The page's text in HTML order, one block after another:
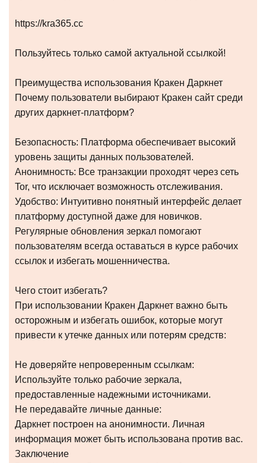
https://kra365.cc
Пользуйтесь только самой актуальной ссылкой!
Преимущества использования Кракен Даркнет
Почему пользователи выбирают Кракен сайт среди
других даркнет-платформ?
Безопасность: Платформа обеспечивает высокий
уровень защиты данных пользователей.
Анонимность: Все транзакции проходят через сеть
Tor, что исключает возможность отслеживания.
Удобство: Интуитивно понятный интерфейс делает
платформу доступной даже для новичков.
Регулярные обновления зеркал помогают
пользователям всегда оставаться в курсе рабочих
ссылок и избегать мошенничества.
Чего стоит избегать?
При использовании Кракен Даркнет важно быть
осторожным и избегать ошибок, которые могут
привести к утечке данных или потерям средств:
Не доверяйте непроверенным ссылкам:
Используйте только рабочие зеркала,
предоставленные надежными источниками.
Не передавайте личные данные:
Даркнет построен на анонимности. Личная
информация может быть использована против вас.
Заключение